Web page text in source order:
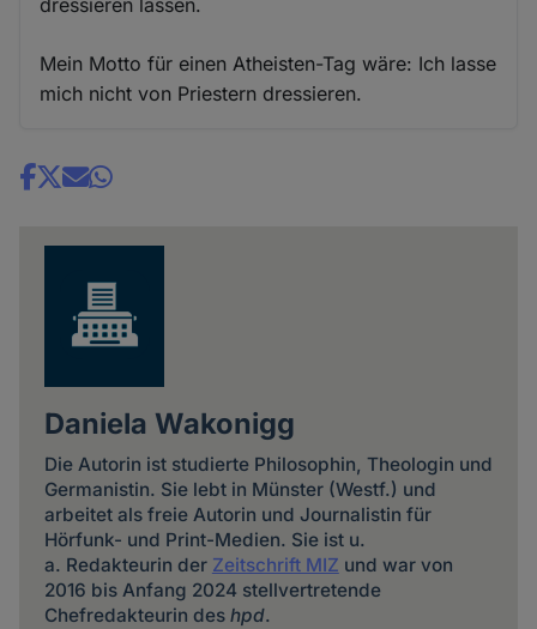
Mein Motto für einen Atheisten-Tag wäre: Ich lasse
mich nicht von Priestern dressieren.
Share
Daniela Wakonigg
Die Autorin ist studierte Philosophin, Theologin und
Germanistin. Sie lebt in Münster (Westf.) und
arbeitet als freie Autorin und Journalistin für
Hörfunk- und Print-Medien. Sie ist u.
a. Redakteurin der Zeitschrift MIZ und war von
2016 bis Anfang 2024 stellvertretende
Chefredakteurin des hpd.